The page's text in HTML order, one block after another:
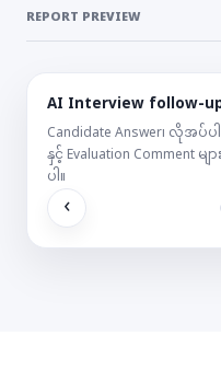
REPORT PREVIEW
AI Interview follow-
Candidate Answer၊ လိုအပ်ပ
နှင့် Evaluation
ပါ။
‹